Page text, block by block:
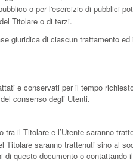
o per l'esercizio di pubblici
Titolare o di terzi.
giuridica di ciascun trattamento
e conservati per il tempo
consenso degli Utenti.
il Titolare e l’Utente saranno
saranno trattenuti sino al
di questo documento o contattando